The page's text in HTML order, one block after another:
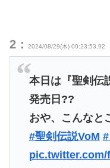
2： 2024/08/29(木) 00:23:53.92
本日は『聖剣伝
発売日??
おや、こんな
#聖剣伝説VoM
pic.twitter.com/